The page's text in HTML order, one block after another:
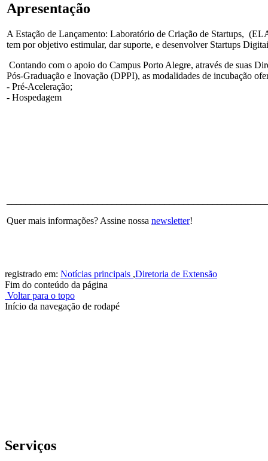
Apresentação
A Estação de Lançamento: Laboratório de Criação de Startups,
tem por objetivo estimular, dar suporte, e desenvolver Startups
Contando com o apoio do Campus Porto Alegre, através de suas
Pós-Graduação e Inovação (DPPI), as modalidades de incubação
- Pré-Aceleração;
- Hospedagem
Quer mais informações? Assine nossa newsletter!
registrado em: Notícias principais ,Diretoria de Extensão
Fim do conteúdo da página
Voltar para o topo
Início da navegação de rodapé
Serviços